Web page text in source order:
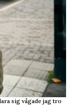
sig vågade jag tro